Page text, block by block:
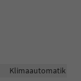
Klimaautomatik